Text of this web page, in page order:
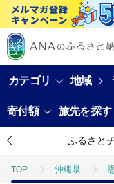
カテゴリ 地域
寄付額 旅先を探す
「ふるさと
TOP 沖縄県